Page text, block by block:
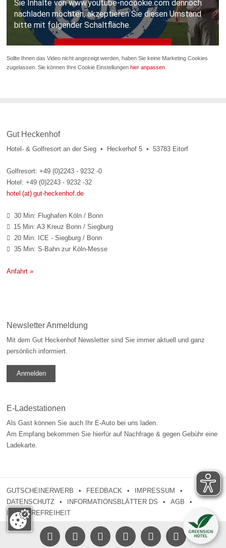
Sollte Ihnen das Video nicht angezeigt werden, haben Sie keine Marketing Cookies
zugelassen. Sie können Ihre Cookie Einstellungen hier anpassen.
Gut Heckenhof
Hotel- & Golfresort an der Sieg • Heckerhof 5 • 53783 Eitorf
Golfresort: +49 (0)2243 - 9232 -0
Hotel: +49 (0)2243 - 9232 -32
hotel (at) gut-heckenhof.de
 30 Min: Flughafen Köln / Bonn
 15 Min: A3 Kreuz Bonn / Siegburg
 20 Min: ICE - Siegburg / Bonn
 35 Min: S-Bahn zur Köln-Messe
Anfahrt »
Newsletter Anmeldung
Mit dem Gut Heckenhof Newsletter sind Sie immer aktuell und ganz
persönlich informiert.
Anmelden
E-Ladestationen
Als Gast können Sie auch Ihr E-Auto bei uns laden.
Am Empfang bekommen Sie hierfür auf Nachfrage & gegen Gebühr eine
Ladekarte.
GUTSCHEINERWERB FEEDBACK
IMPRESSUM
DATENSCHUTZ
INFORMATIONSBLÄTTER DS
AGB
BARRIEREFREIHEIT
    